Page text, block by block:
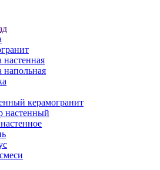
настенная
напольная
керамогранит
настенный